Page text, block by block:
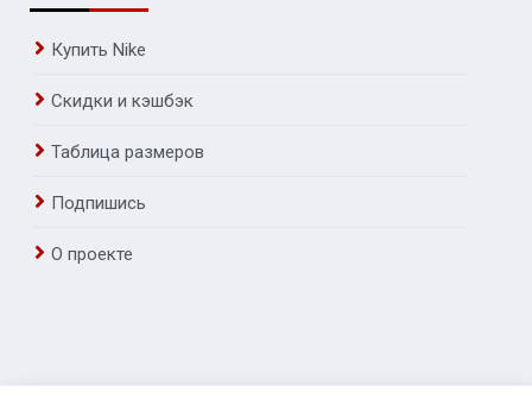
Купить Nike
Скидки и кэшбэк
Таблица размеров
Подпишись
О проекте